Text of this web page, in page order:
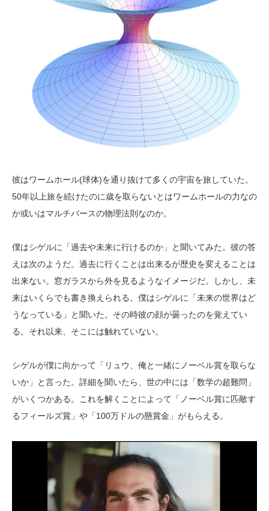
彼はワームホール(球体)を通り抜けて多くの宇宙を旅していた。
50年以上旅を続けたのに歳を取らないとはワームホールの力なの
か或いはマルチバースの物理法則なのか。
僕はシゲルに「過去や未来に行けるのか」と聞いてみた。彼の答
えは次のようだ。過去に行くことは出来るが歴史を変えることは
出来ない。窓ガラスから外を見るようなイメージだ。しかし、未
来はいくらでも書き換えられる。僕はシゲルに「未来の世界はど
うなっている」と聞いた。その時彼の顔が曇ったのを覚えてい
る。それ以来、そこには触れていない。
シゲルが僕に向かって「リュウ、俺と一緒にノーベル賞を取らな
いか」と言った。詳細を聞いたら、世の中には「数学の超難問」
がいくつかある。これを解くことによって「ノーベル賞に匹敵す
るフィールズ賞」や「100万ドルの懸賞金」がもらえる。